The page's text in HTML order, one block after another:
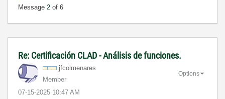
Message 2 of 6
Re: Certificación CLAD - Análisis de funciones.
jfcolmenares
Member
‎07-15-2025 10:47 AM
Options